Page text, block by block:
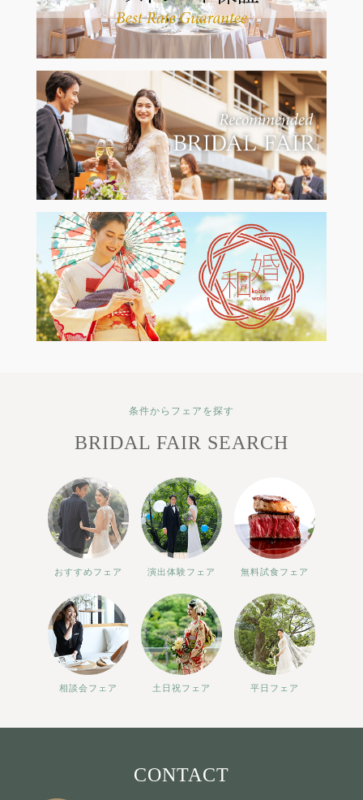
条件からフェアを探す
BRIDAL FAIR SEARCH
おすすめフェア 演出体験フェア 無料試食フェア
相談会フェア 土日祝フェア 平日フェア
CONTACT